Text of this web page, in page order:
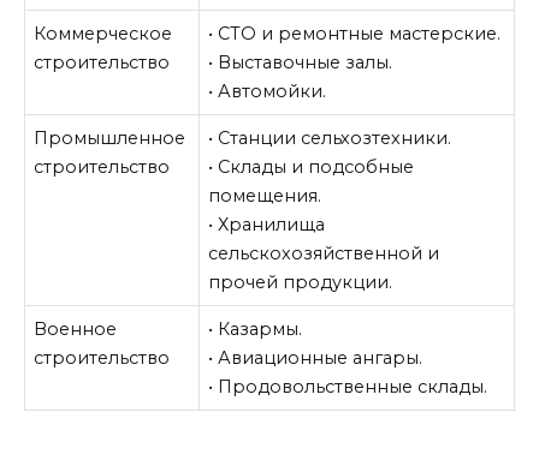
Коммерческое
строительство
• СТО и ремонтные мастерские.
• Выставочные залы.
• Автомойки.
Промышленное
строительство
• Станции сельхозтехники.
• Склады и подсобные
помещения.
• Хранилища
сельскохозяйственной и
прочей продукции.
Военное
строительство
• Казармы.
• Авиационные ангары.
• Продовольственные склады.